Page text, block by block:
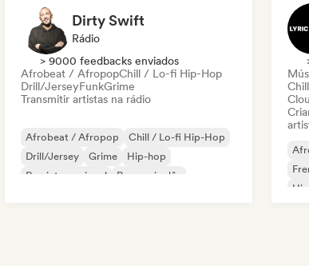
Dirty Swift
Rádio
> 9000 feedbacks enviados
Afrobeat / AfropopChill / Lo-fi Hip-Hop
Drill/JerseyFunkGrime
Transmitir artistas na rádio
Afrobeat / Afropop
Chill / Lo-fi Hip-Hop
Drill/Jersey
Grime
Hip-hop
Rap internacional
Rap em inglês